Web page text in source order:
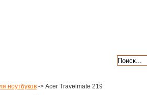
ноутбуков -> Acer Travelmate 219